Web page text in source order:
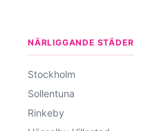
NÄRLIGGANDE STÄDER
Stockholm
Sollentuna
Rinkeby